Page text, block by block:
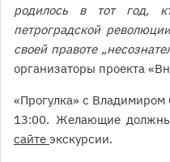
родилось в тот год,
петроградской
своей правоте
организаторы проекта
«Прогулка» с Владимиром
13:00. Желающие
сайте экскурсии.